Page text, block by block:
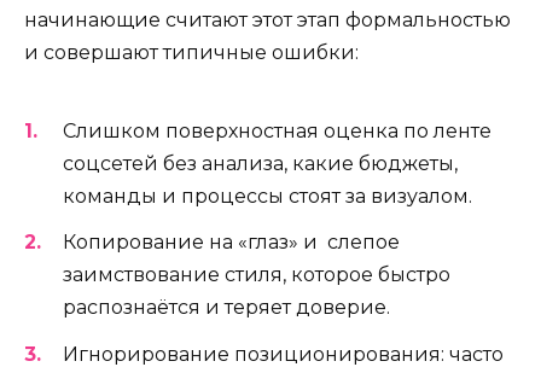
начинающие считают этот этап формальностью
и совершают типичные ошибки:
Слишком поверхностная оценка по ленте
соцсетей без анализа, какие бюджеты,
команды и процессы стоят за визуалом.
Копирование на «глаз» и слепое
заимствование стиля, которое быстро
распознаётся и теряет доверие.
Игнорирование позиционирования: часто